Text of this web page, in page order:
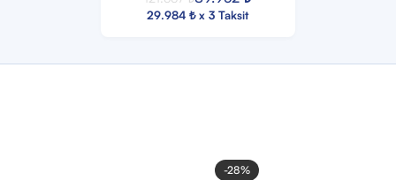
29.984 ₺ x 3 Taksit
-28%